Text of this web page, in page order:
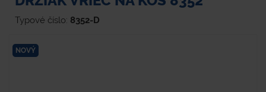
Typové číslo: 8352-D
NOVÝ